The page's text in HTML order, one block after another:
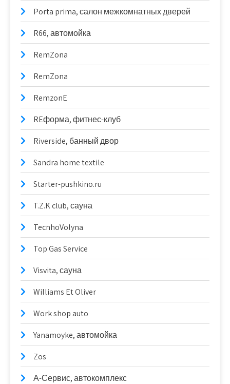
Porta prima, салон межкомнатных дверей
R66, автомойка
RemZona
RemZona
RemzonE
REформа, фитнес-клуб
Riverside, банный двор
Sandra home textile
Starter-pushkino.ru
T.Z.K club, сауна
TecnhoVolyna
Top Gas Service
Visvita, сауна
Williams Et Oliver
Work shop auto
Yanamoyke, автомойка
Zos
А-Сервис, автокомплекс